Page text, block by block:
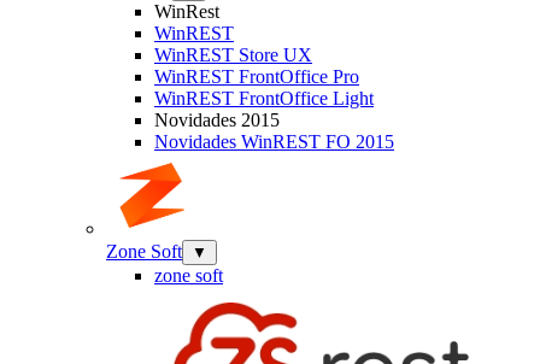
WinRest
WinREST
WinREST Store UX
WinREST FrontOffice Pro
WinREST FrontOffice Light
Novidades 2015
Novidades WinREST FO 2015
Zone Soft ▼
zone soft